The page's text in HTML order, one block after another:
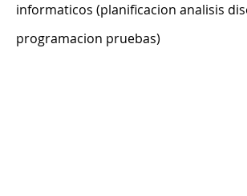
informaticos (planificacion analisis
programacion pruebas)